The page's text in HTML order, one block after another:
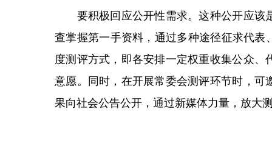
要积极回应公开性需求。这种公开应该
查掌握第一手资料，通过多种途径征求代表
度测评方式，即各安排一定权重收集公众
意愿。同时，在开展常委会测评环节时，
果向社会公告公开，通过新媒体力量，放大